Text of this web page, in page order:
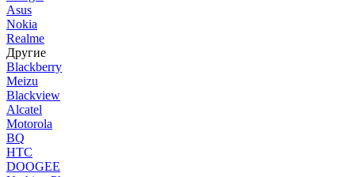
Asus
Nokia
Realme
Другие
Blackberry
Meizu
Blackview
Alcatel
Motorola
BQ
HTC
DOOGEE